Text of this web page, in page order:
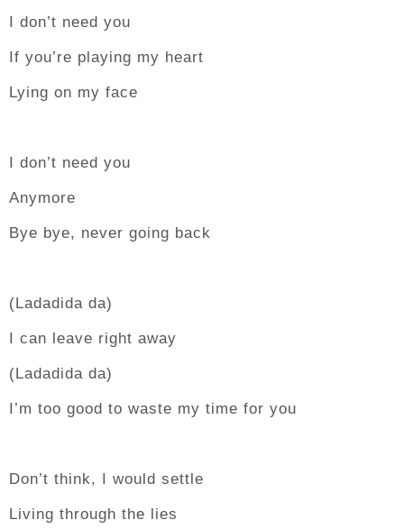
I don’t need you
If you’re playing my heart
Lying on my face
I don’t need you
Anymore
Bye bye, never going back
(Ladadida da)
I can leave right away
(Ladadida da)
I’m too good to waste my time for you
Don’t think, I would settle
Living through the lies